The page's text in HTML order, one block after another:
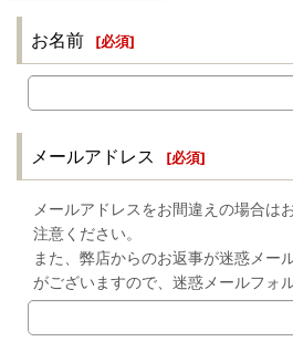
お名前 [必須]
メールアドレス [必須]
メールアドレスをお間違えの場合は
注意ください。
また、弊店からのお返事が迷惑メー
がございますので、迷惑メールフォ